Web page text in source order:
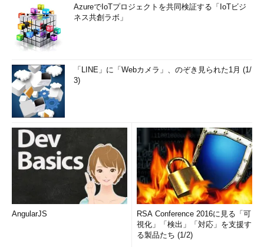
AzureでIoTプロジェクトを共同検証する「IoTビジ
ネス共創ラボ」
「LINE」に「Webカメラ」、のぞき見られた1月 (1/
3)
AngularJS
RSA Conference 2016に見る「可
視化」「検出」「対応」を支援す
る製品たち (1/2)